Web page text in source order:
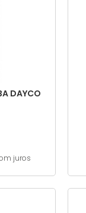
DAYCO
juros